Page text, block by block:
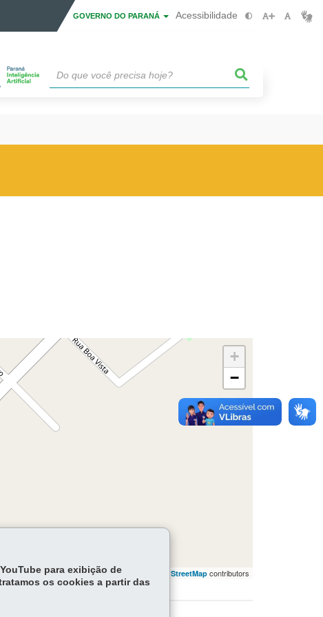
GOVERNO DO PARANÁ Acessibilidade
+
−
Leaflet | ©OpenStreetMapcontributors | © OpenStreetMap contributors
para exibição de
os cookies a partir das